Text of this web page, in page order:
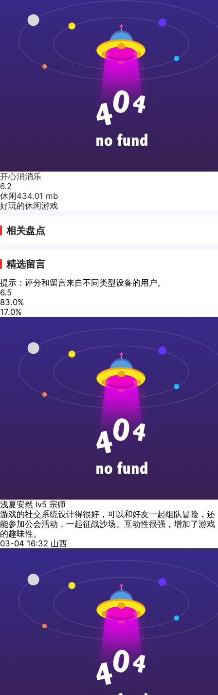
开心消消乐
6.2
休闲434.01 mb
好玩的休闲游戏
相关盘点
精选留言
提示：评分和留言来自不同类型设备的用户。
6.5
83.0%
17.0%
浅夏安然 lv5 宗师
游戏的社交系统设计得很好，可以和好友一起组队冒险，还
能参加公会活动，一起征战沙场。互动性很强，增加了游戏
的趣味性。
03-04 16:32 山西